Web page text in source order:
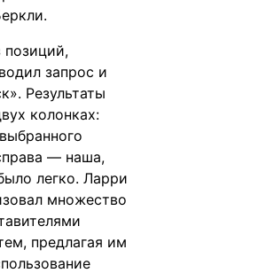
позиций,
запрос и
Результаты
колонках:
— наша,
легко. Ларри
множество
предлагая им